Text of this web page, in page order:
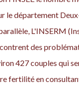
le département
L'INSERM
des
427 couples qui
fertilité en